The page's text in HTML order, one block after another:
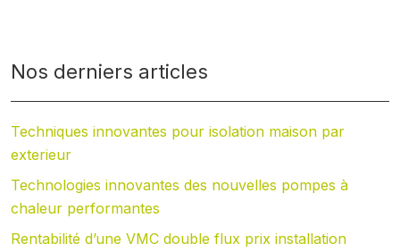
Nos derniers articles
Techniques innovantes pour isolation maison par
exterieur
Technologies innovantes des nouvelles pompes à
chaleur performantes
Rentabilité d’une VMC double flux prix installation